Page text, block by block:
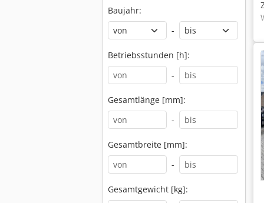
Baujahr:
-
Betriebsstunden [h]:
-
Gesamtlänge [mm]:
-
Gesamtbreite [mm]:
-
Gesamtgewicht [kg]: